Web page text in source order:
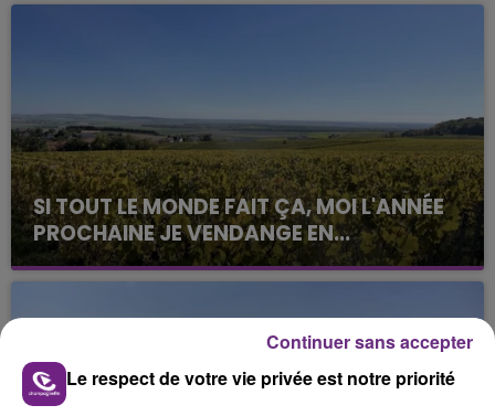
SI TOUT LE MONDE FAIT ÇA, MOI L'ANNÉE
PROCHAINE JE VENDANGE EN...
La vendange en Champagne a débuté ce jeudi 6
août dans la commune de Montgueux (Aube). Du
jamais vu !
Le respect de votre vie privée est notre priorité
Continuer sans accepter